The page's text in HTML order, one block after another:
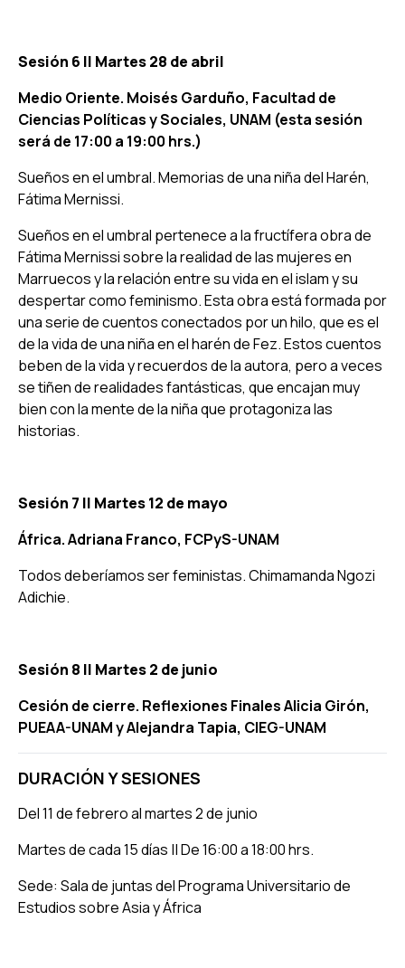
Sesión 6 || Martes 28 de abril
Medio Oriente. Moisés Garduño, Facultad de
Ciencias Políticas y Sociales, UNAM (esta sesión
será de 17:00 a 19:00 hrs.)
Sueños en el umbral. Memorias de una niña del Harén,
Fátima Mernissi.
Sueños en el umbral pertenece a la fructífera obra de
Fátima Mernissi sobre la realidad de las mujeres en
Marruecos y la relación entre su vida en el islam y su
despertar como feminismo. Esta obra está formada por
una serie de cuentos conectados por un hilo, que es el
de la vida de una niña en el harén de Fez. Estos cuentos
beben de la vida y recuerdos de la autora, pero a veces
se tiñen de realidades fantásticas, que encajan muy
bien con la mente de la niña que protagoniza las
historias.
Sesión 7 || Martes 12 de mayo
África. Adriana Franco, FCPyS-UNAM
Todos deberíamos ser feministas. Chimamanda Ngozi
Adichie.
Sesión 8 || Martes 2 de junio
Cesión de cierre. Reflexiones Finales Alicia Girón,
PUEAA-UNAM y Alejandra Tapia, CIEG-UNAM
DURACIÓN Y SESIONES
Del 11 de febrero al martes 2 de junio
Martes de cada 15 días || De 16:00 a 18:00 hrs.
Sede: Sala de juntas del Programa Universitario de
Estudios sobre Asia y África